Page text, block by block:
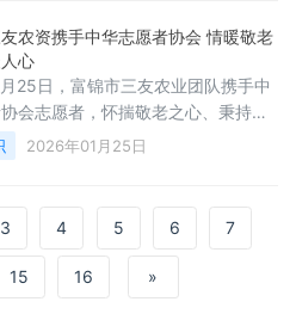
质量发展，全年获评“4A级社会组
单位及个人摘得市级、区级慈善荣
一份温暖而厚重的民生答卷。组织
破，公信力显著提升2025年，崂山
以习近平新时代中国
农资携手中华志愿者协会 情暖敬老
心
25日，富锦市三友农业团队携手中
会志愿者，怀揣敬老之心、秉持孝
进富锦市民政局敬老院开展孝亲敬
，以实际行动传递温情与关爱。当
刘淑贤、李振平、孙丽七位中华志愿
将真挚的祝福送到老人身边，用点滴
老爱老的传统美德，让老人们在冬
2026年01月25日
3 4 5 6 7
15 16 »